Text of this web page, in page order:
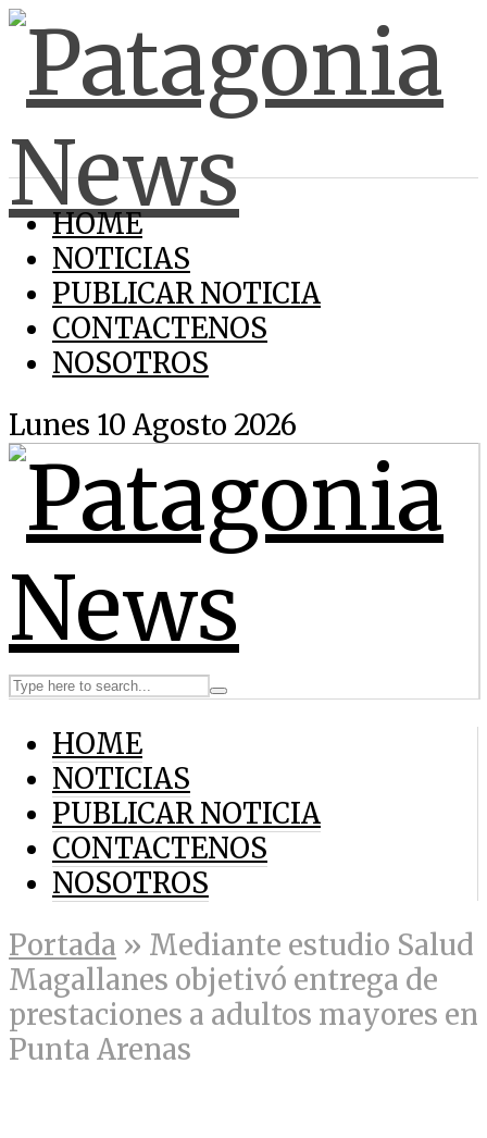
HOME
NOTICIAS
PUBLICAR NOTICIA
CONTACTENOS
NOSOTROS
Lunes 10 Agosto 2026
HOME
NOTICIAS
PUBLICAR NOTICIA
CONTACTENOS
NOSOTROS
Portada » Mediante estudio Salud
Magallanes objetivó entrega de
prestaciones a adultos mayores en
Punta Arenas